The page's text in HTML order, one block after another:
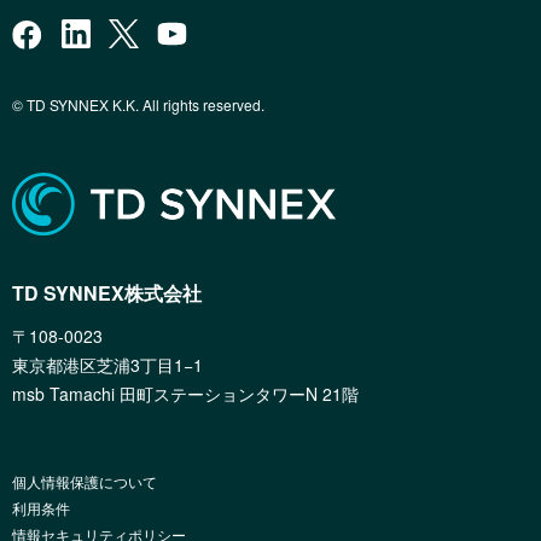
© TD SYNNEX K.K. All rights reserved.
TD SYNNEX株式会社
〒108-0023
東京都港区芝浦3丁目1−1
msb Tamachi 田町ステーションタワーN 21階
個人情報保護について
利用条件
情報セキュリティポリシー